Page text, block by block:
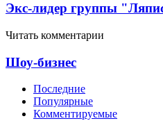
Экс-лидер группы
Читать комментарии
Шоу-бизнес
Последние
Популярные
Комментируемые